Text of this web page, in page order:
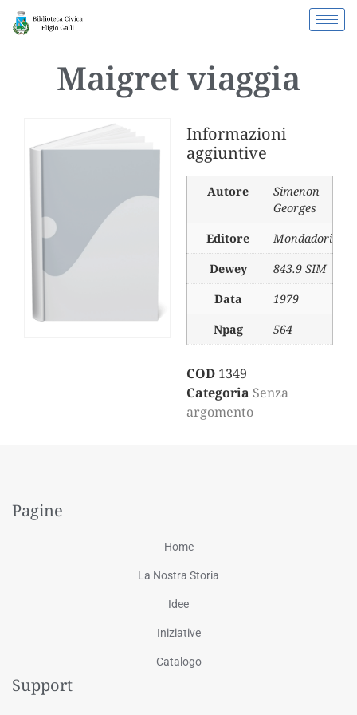
Maigret viaggia
Informazioni
aggiuntive
Autore
Simenon
Georges
Editore
Mondadori
Dewey
843.9 SIM
Data
1979
Npag
564
COD 1349
Categoria Senza
argomento
Pagine
Home
La Nostra Storia
Idee
Iniziative
Catalogo
Support